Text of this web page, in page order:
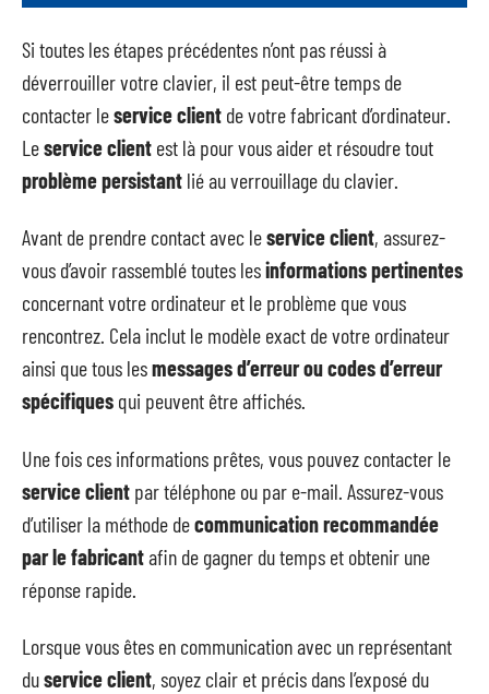
Si toutes les étapes précédentes n’ont pas réussi à
déverrouiller votre clavier, il est peut-être temps de
contacter leservice client de votre fabricant d’ordinateur.
Leservice client est là pour vous aider et résoudre tout
problème persistant lié au verrouillage du clavier.
Avant de prendre contact avec leservice client, assurez-
vous d’avoir rassemblé toutes lesinformations pertinentes
concernant votre ordinateur et le problème que vous
rencontrez. Cela inclut le modèle exact de votre ordinateur
ainsi que tous lesmessages d’erreur ou codes d’erreur
spécifiques qui peuvent être affichés.
Une fois ces informations prêtes, vous pouvez contacter le
service client par téléphone ou par e-mail. Assurez-vous
d’utiliser la méthode decommunication recommandée
par le fabricantafin de gagner du temps et obtenir une
réponse rapide.
Lorsque vous êtes en communication avec un représentant
duservice client, soyez clair et précis dans l’exposé du